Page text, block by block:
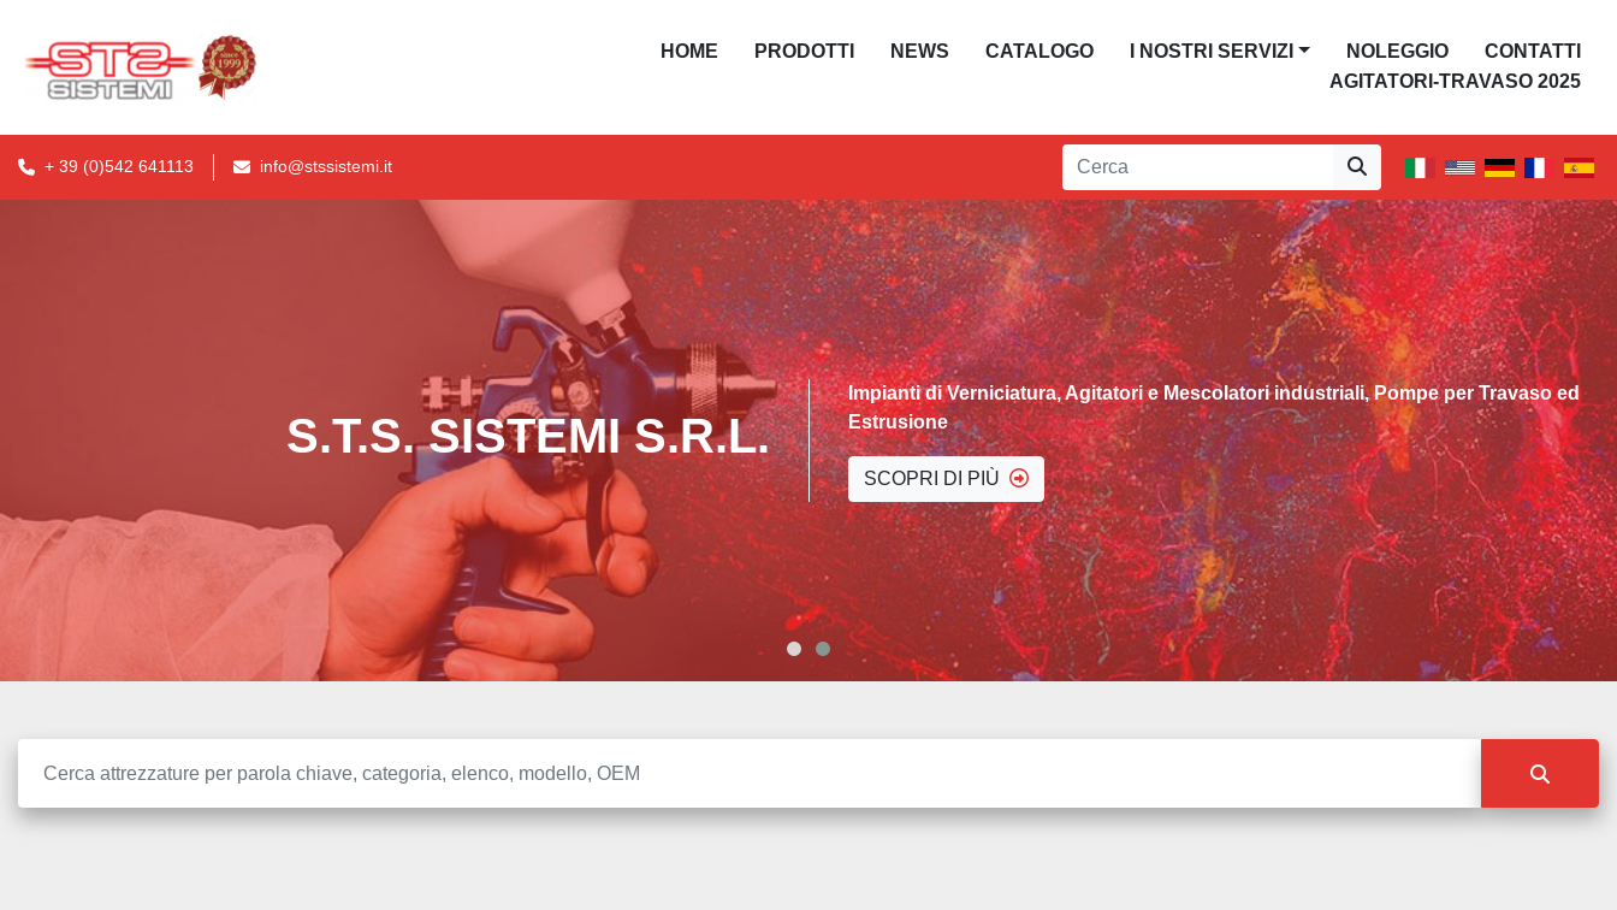
HOME PRODOTTI NEWS CATALOGO I NOSTRI SERVIZI NOLEGGIO
CONTATTI
AGITATORI-TRAVASO 2025
+ 39 (0)542 641113 info@stssistemi.it
S.T.S. SISTEMI S.R.L.
Impianti di Verniciatura, Agitatori e Mescolatori industriali, Pompe per Travaso ed
Estrusione
SCOPRI DI PIÙ